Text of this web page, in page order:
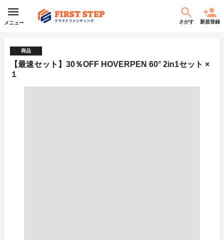
メニュー さがす 新規登録
商品
【最速セット】30％OFF HOVERPEN 60° 2in1セット ×
１